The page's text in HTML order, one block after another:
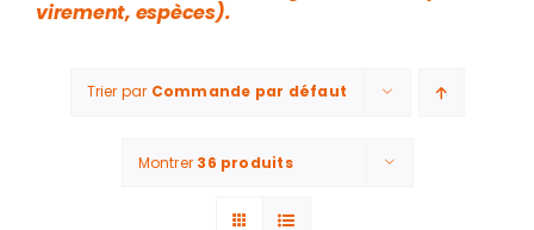
virement, espèces).
Trier par Commande par défaut
Montrer 36 produits